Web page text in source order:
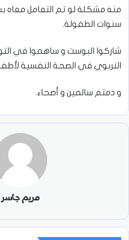
منه مشكلة لو تم التعامل
سنوات الطفولة.
شاركوا البوست و ساهموا في
التربوي في الصحة النفسية
و دمتم سالمين و أصحاء.
مريم جاسر